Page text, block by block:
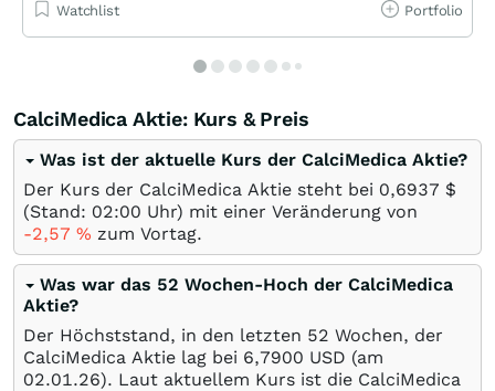
Watchlist Portfolio
CalciMedica Aktie: Kurs & Preis
Was ist der aktuelle Kurs der CalciMedica Aktie?
Der Kurs der CalciMedica Aktie steht bei 0,6937 $
(Stand: 02:00 Uhr) mit einer Veränderung von
-2,57 % zum Vortag.
Was war das 52 Wochen-Hoch der CalciMedica
Aktie?
Der Höchststand, in den letzten 52 Wochen, der
CalciMedica Aktie lag bei 6,7900 USD (am
02.01.26). Laut aktuellem Kurs ist die CalciMedica